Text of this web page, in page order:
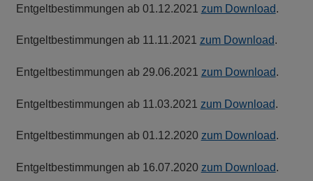
Entgeltbestimmungen ab 01.12.2021 zum Download.
Entgeltbestimmungen ab 11.11.2021 zum Download.
Entgeltbestimmungen ab 29.06.2021 zum Download.
Entgeltbestimmungen ab 11.03.2021 zum Download.
Entgeltbestimmungen ab 01.12.2020 zum Download.
Entgeltbestimmungen ab 16.07.2020 zum Download.